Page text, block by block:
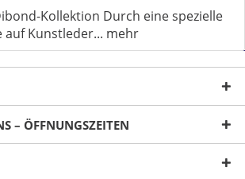
Kollektion Durch eine spezielle
auf Kunstleder... mehr
– ÖFFNUNGSZEITEN